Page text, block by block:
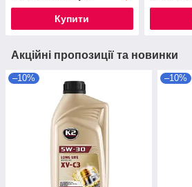
Купити
Акційні пропозиції та новинки
–10% –10%